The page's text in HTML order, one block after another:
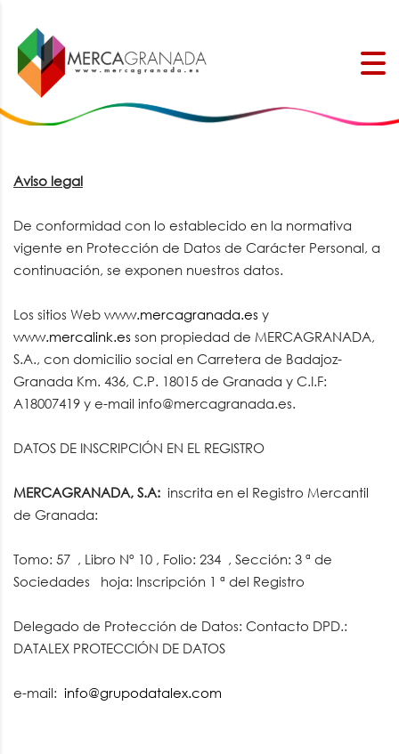
Aviso legal
De conformidad con lo establecido en la normativa
vigente en Protección de Datos de Carácter Personal, a
continuación, se exponen nuestros datos.
Los sitios Web www.mercagranada.es y
www.mercalink.es son propiedad de MERCAGRANADA,
S.A., con domicilio social en Carretera de Badajoz-
Granada Km. 436, C.P. 18015 de Granada y C.I.F:
A18007419 y e-mail info@mercagranada.es.
DATOS DE INSCRIPCIÓN EN EL REGISTRO
MERCAGRANADA, S.A: inscrita en el Registro Mercantil
de Granada:
Tomo: 57 , Libro Nº 10 , Folio: 234 , Sección: 3 ª de
Sociedades hoja: Inscripción 1 ª del Registro
Delegado de Protección de Datos: Contacto DPD.:
DATALEX PROTECCIÓN DE DATOS
e-mail: info@grupodatalex.com